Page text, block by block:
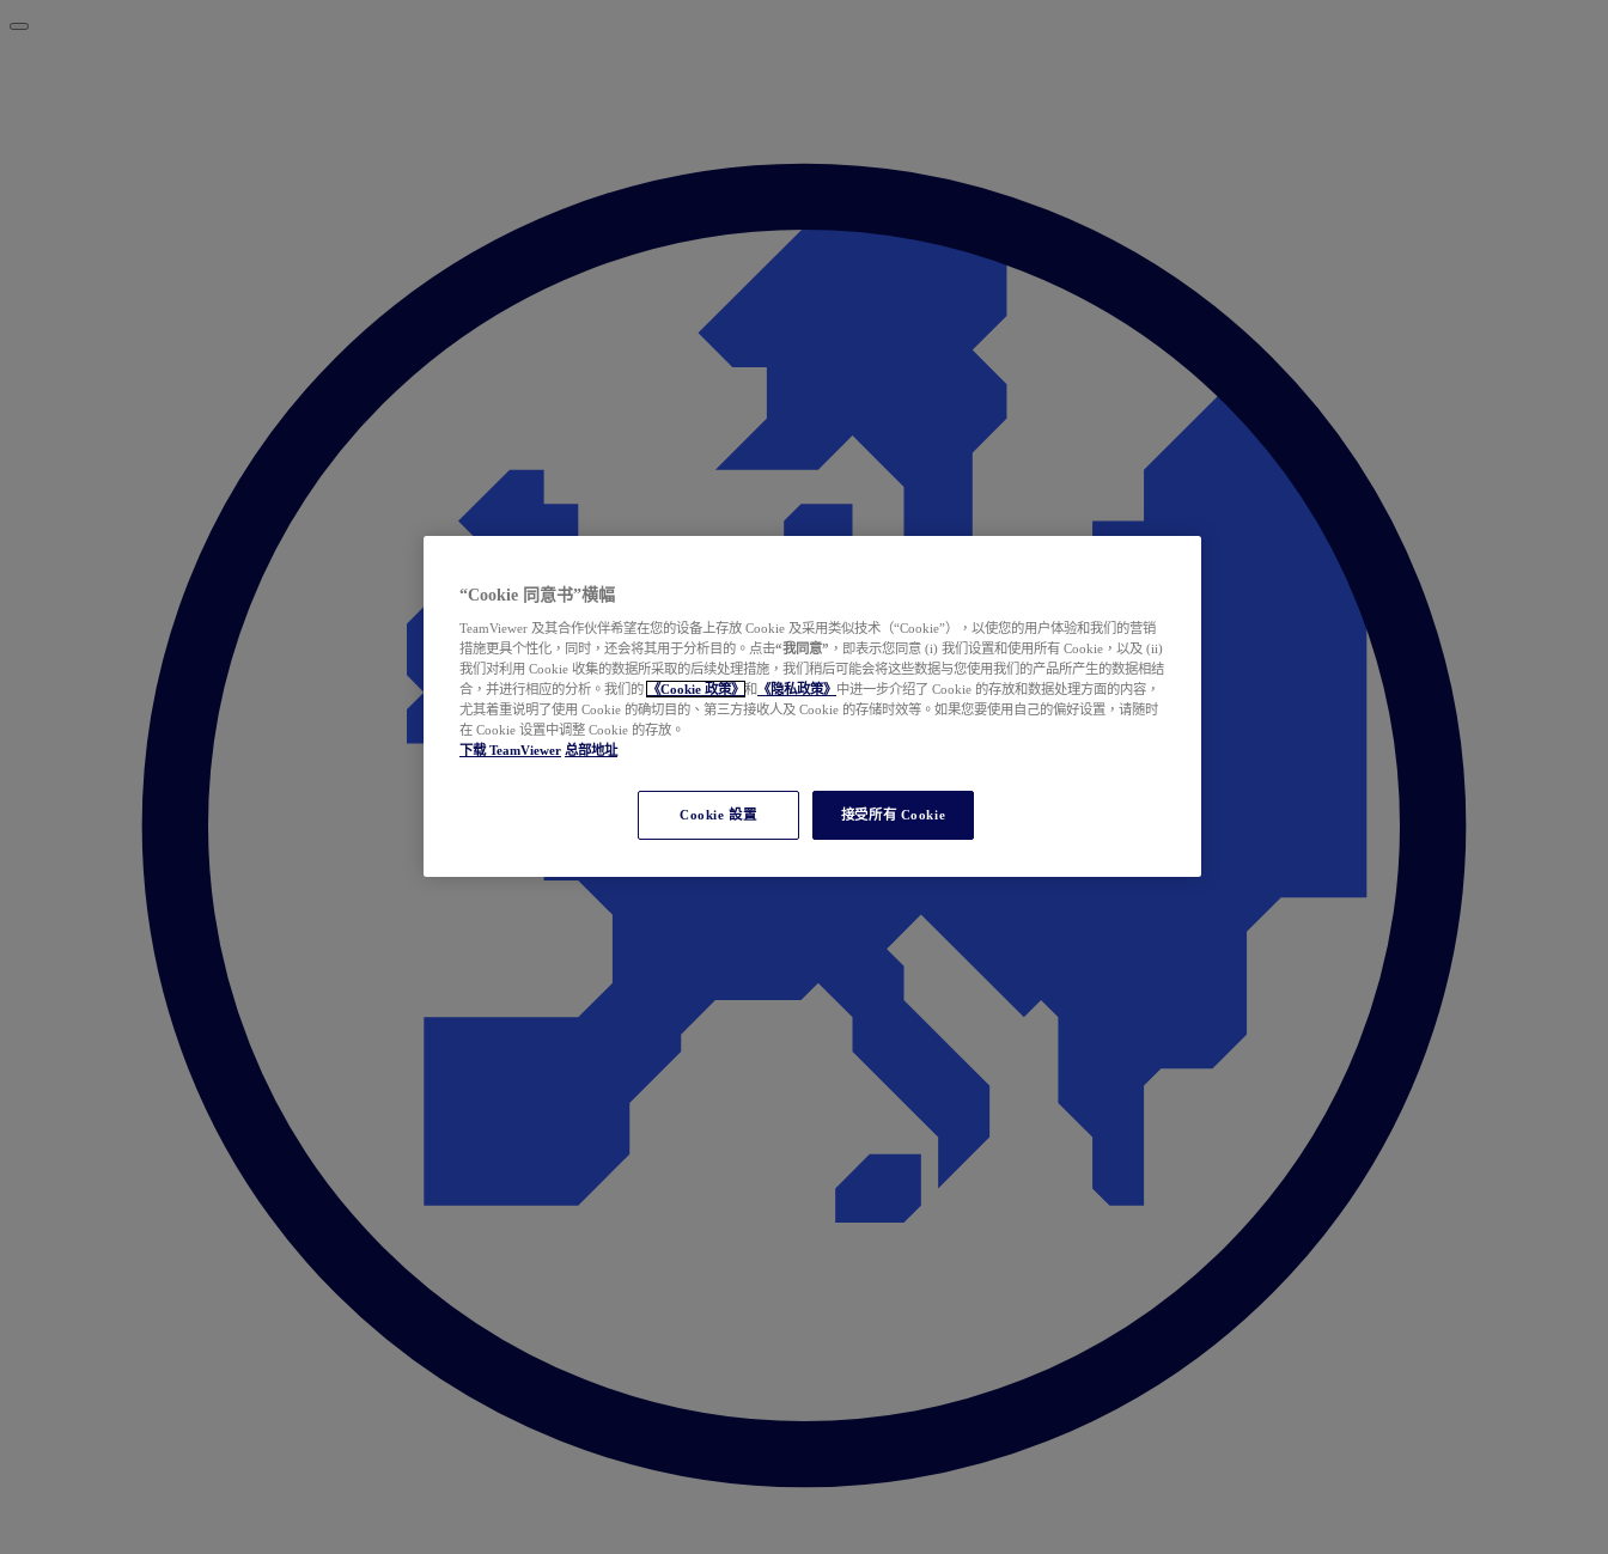
“Cookie 同意书”横幅
TeamViewer 及其合作伙伴希望在您的设备上存放 Cookie 及采用类似技术（“Cookie”），以使您的用户体验和我们的营销
措施更具个性化，同时，还会将其用于分析目的。点击“我同意” ，即表示您同意 (i) 我们设置和使用所有 Cookie，以及 (ii)
我们对利用 Cookie 收集的数据所采取的后续处理措施，我们稍后可能会将这些数据与您使用我们的产品所产生的数据相结
合，并进行相应的分析。我们的
《Cookie 政策》 和 《隐私政策》 中进一步介绍了 Cookie 的存放和数据处理方面的内容，
尤其着重说明了使用 Cookie 的确切目的、第三方接收人及 Cookie 的存储时效等。如果您要使用自己的偏好设置，请随时
在 Cookie 设置中调整 Cookie 的存放。
下载 TeamViewer 总部地址
Cookie 設置 接受所有 Cookie